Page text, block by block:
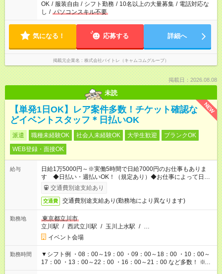
OK / 服装自由 / シフト勤務 / 10名以上の大量募集 / 電話対応な
し / パソコンスキル不要
気になる！ 応募する 詳細へ
掲載元企業名 株式会社バイトレ（キャムコムグループ）
掲載日：2026.08.08
未読
NEW
【単発1日OK】レア案件多数！チケット確認な
どイベントスタッフ＊日払いOK
派遣 職種未経験OK 社会人未経験OK 大学生歓迎
ブランクOK
WEB登録・面接OK
給与
日給1万5000円～※実働5時間で日給7000円のお仕事もありま
す ◆日払い・週払いOK！（規定あり）◆お仕事によって日給も
異なります
交通費別途支給あり
交通費 交通費別途支給あり(勤務地により異なります)
勤務地
東京都立川市
立川駅 / 西武立川駅 / 玉川上水駅 / …
イベント会場
勤務時間
▼シフト例 ・08：00～19：00 ・09：00～18：00 ・10：00～
17：00 ・13：00～22：00 ・16：00～21：00 など多数！ ※お
仕事により勤務時間が異なります